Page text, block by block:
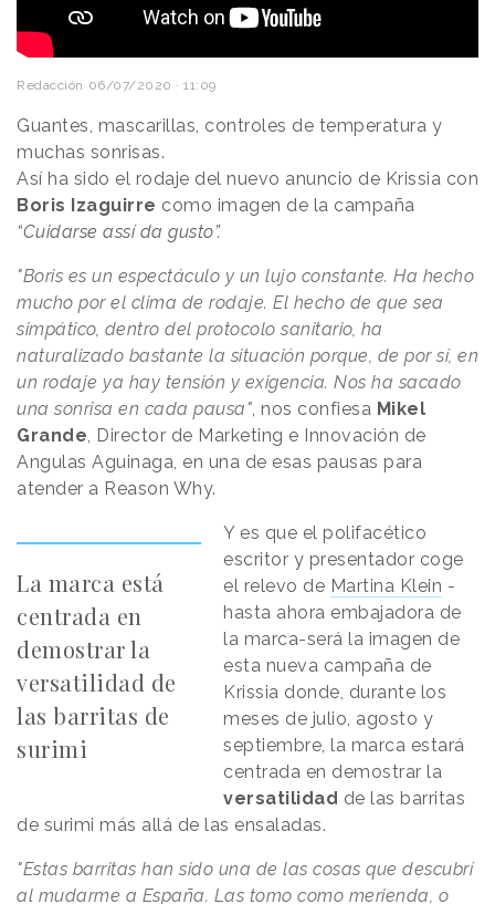
Redacción 06/07/2020 · 11:09
Guantes, mascarillas, controles de temperatura y
muchas sonrisas.
Así ha sido el rodaje del nuevo anuncio de Krissia con
Boris Izaguirre como imagen de la campaña
“Cuidarse assí da gusto”.
"Boris es un espectáculo y un lujo constante. Ha hecho
mucho por el clima de rodaje. El hecho de que sea
simpático, dentro del protocolo sanitario, ha
naturalizado bastante la situación porque, de por sí, en
un rodaje ya hay tensión y exigencia. Nos ha sacado
una sonrisa en cada pausa", nos confiesa Mikel
Grande, Director de Marketing e Innovación de
Angulas Aguinaga, en una de esas pausas para
atender a Reason Why.
La marca está
centrada en
demostrar la
versatilidad de
las barritas de
surimi
Y es que el polifacético
escritor y presentador coge
el relevo de Martina Klein -
hasta ahora embajadora de
la marca-será la imagen de
esta nueva campaña de
Krissia donde, durante los
meses de julio, agosto y
septiembre, la marca estará
centrada en demostrar la
versatilidad de las barritas
de surimi más allá de las ensaladas.
"Estas barritas han sido una de las cosas que descubrí
al mudarme a España. Las tomo como merienda, o